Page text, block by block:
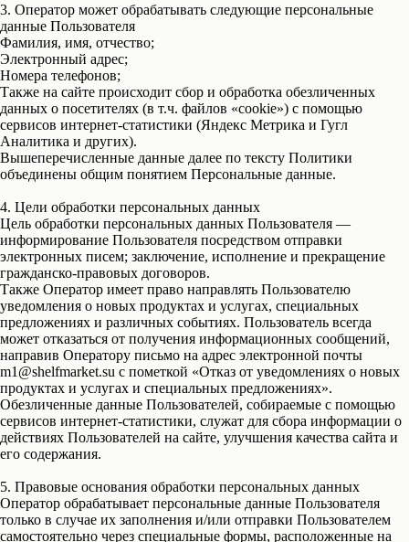
3. Оператор может обрабатывать следующие персональные
данные Пользователя
Фамилия, имя, отчество;
Электронный адрес;
Номера телефонов;
Также на сайте происходит сбор и обработка обезличенных
данных о посетителях (в т.ч. файлов «cookie») с помощью
сервисов интернет-статистики (Яндекс Метрика и Гугл
Аналитика и других).
Вышеперечисленные данные далее по тексту Политики
объединены общим понятием Персональные данные.
4. Цели обработки персональных данных
Цель обработки персональных данных Пользователя —
информирование Пользователя посредством отправки
электронных писем; заключение, исполнение и прекращение
гражданско-правовых договоров.
Также Оператор имеет право направлять Пользователю
уведомления о новых продуктах и услугах, специальных
предложениях и различных событиях. Пользователь всегда
может отказаться от получения информационных сообщений,
направив Оператору письмо на адрес электронной почты
m1@shelfmarket.su с пометкой «Отказ от уведомлениях о новых
продуктах и услугах и специальных предложениях».
Обезличенные данные Пользователей, собираемые с помощью
сервисов интернет-статистики, служат для сбора информации о
действиях Пользователей на сайте, улучшения качества сайта и
его содержания.
5. Правовые основания обработки персональных данных
Оператор обрабатывает персональные данные Пользователя
только в случае их заполнения и/или отправки Пользователем
самостоятельно через специальные формы, расположенные на